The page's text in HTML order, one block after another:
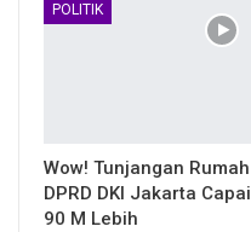
POLITIK
Wow! Tunjangan Rumah
DPRD DKI Jakarta Capai
90 M Lebih